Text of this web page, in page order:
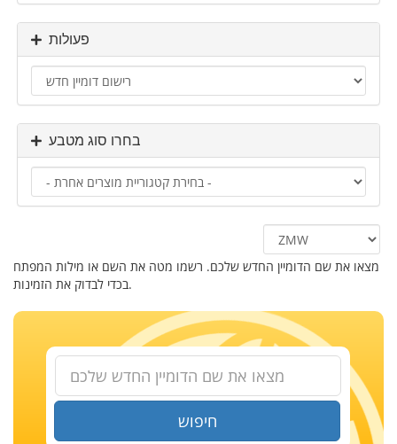
פעולות
בחרו סוג מטבע
מצאו את שם הדומיין החדש שלכם. רשמו מטה את השם או מילות המפתח
בכדי לבדוק את הזמינות.
חיפוש